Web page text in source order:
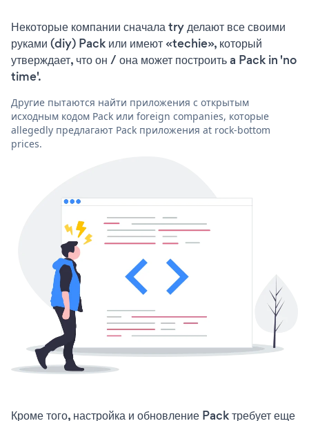
Некоторые компании сначала try делают все своими
руками (diy) Pack или имеют «techie», который
утверждает, что он / она может построить a Pack in 'no
time'.
Другие пытаются найти приложения с открытым
исходным кодом Pack или foreign companies, которые
allegedly предлагают Pack приложения at rock-bottom
prices.
Кроме того, настройка и обновление Pack требует еще